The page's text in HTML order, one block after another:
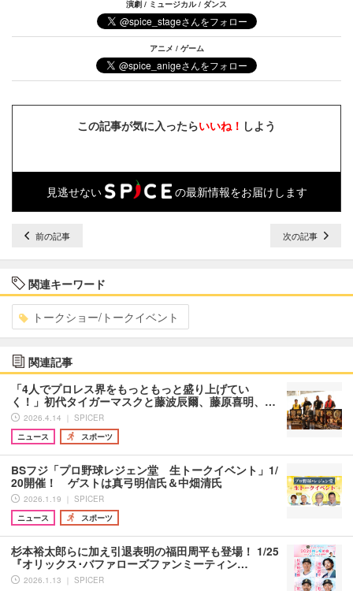
演劇 / ミュージカル / ダンス
アニメ / ゲーム
この記事が気に入ったらいいね！ しよう
見逃せない の最新情報をお届けします
前の記事 次の記事
関連キーワード
トークショー/トークイベント
関連記事
「4人でプロレス界をもっともっと盛り上げてい
く！」初代タイガーマスクと藤波辰爾、藤原喜明、…
2026.4.14 ｜ SPICER
ニュース
スポーツ
BSフジ「プロ野球レジェン堂 生トークイベント」1/
20開催！ ゲストは真弓明信氏＆中畑清氏
2026.1.19 ｜ SPICER
ニュース
スポーツ
杉本裕太郎らに加え引退表明の福田周平も登場！ 1/25
『オリックス･バファローズファンミーティン…
2026.1.13 ｜ SPICER